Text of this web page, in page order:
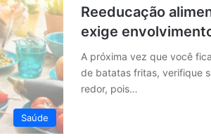
Saúde
Reeducação
exige
A próxima vez que você
de batatas fritas, verifique
redor, pois…